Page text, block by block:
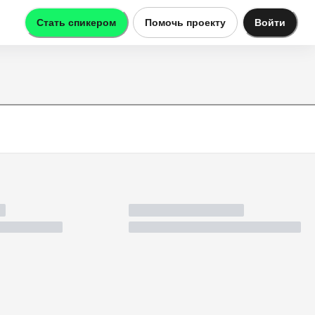
Стать спикером Помочь проекту Войти